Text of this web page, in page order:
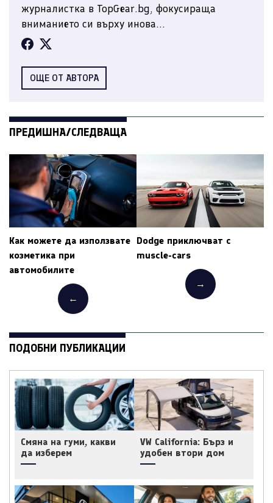
журналистка в TopGear.bg, фокусираща
вниманието си върху инова...
ОЩЕ ОТ АВТОРА
ПРЕДИШНА/СЛЕДВАЩА
Как можете да използвате
козметика при
автомобилите
←
Dodge приключват с
muscle-cars
→
ПОДОБНИ ПУБЛИКАЦИИ
Смяна на гуми, какви
да изберем
VW California: Бърз и
удобен втори дом